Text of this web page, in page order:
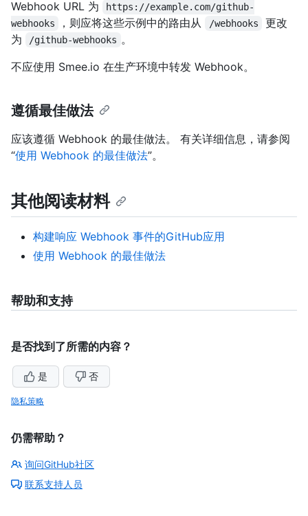
Webhook URL 为
https://example.com/github-
webhooks
，则应将这些示例中的路由从 /webhooks
更改
为
/github-webhooks 。
不应使用 Smee.io 在生产环境中转发 Webhook。
遵循最佳做法
应该遵循 Webhook 的最佳做法。 有关详细信息，请参阅
“使用 Webhook 的最佳做法”。
其他阅读材料
构建响应 Webhook 事件的GitHub应用
使用 Webhook 的最佳做法
帮助和支持
是否找到了所需的内容？
是 否
隐私策略
仍需帮助？
询问GitHub社区
联系支持人员